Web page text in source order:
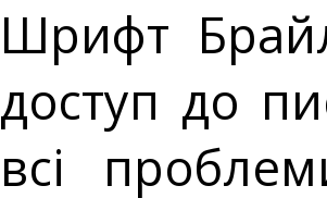
Шрифт
доступ до
всі